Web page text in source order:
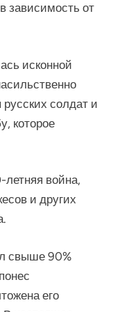
зависимость от
исконной
солдат и
которое
летняя война,
и других
свыше 90%
его